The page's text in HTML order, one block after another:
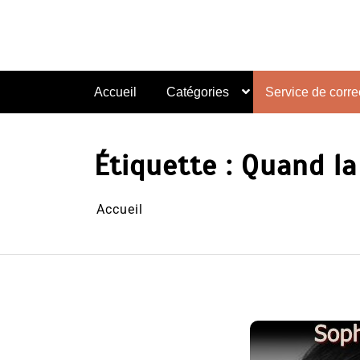
Accueil Catégories Service de
Étiquette : Quand
Accueil